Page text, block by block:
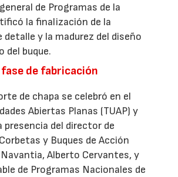
de Programas de la
la finalización de la
detalle y la madurez del diseño
buque.
de fabricación
de chapa se celebró en el
Abiertas Planas (TUAP) y
del director de
y Buques de Acción
Alberto Cervantes, y
de Programas Nacionales de